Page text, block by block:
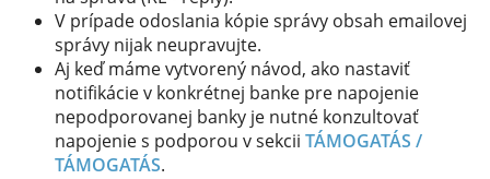
V prípade odoslania kópie správy obsah emailovej
správy nijak neupravujte.
Aj keď máme vytvorený návod, ako nastaviť
notifikácie v konkrétnej banke pre napojenie
nepodporovanej banky je nutné konzultovať
napojenie s podporou v sekcii TÁMOGATÁS /
TÁMOGATÁS.